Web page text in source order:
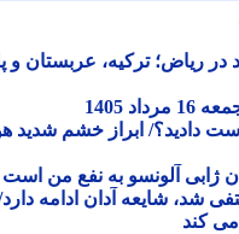
ریاض؛ ترکیه، عربستان و
ابراز خشم شدید
آلونسو به نفع من است
شایعه آدان ادامه دارد/